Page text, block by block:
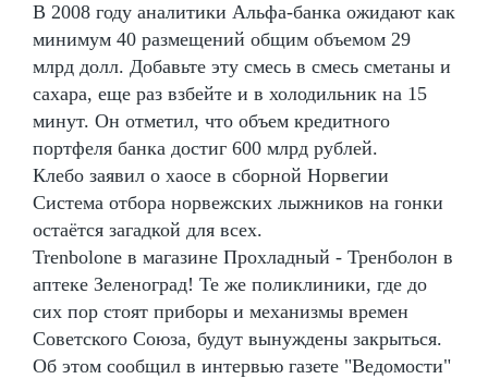
В 2008 году аналитики Альфа-банка ожидают как
минимум 40 размещений общим объемом 29
млрд долл. Добавьте эту смесь в смесь сметаны и
сахара, еще раз взбейте и в холодильник на 15
минут. Он отметил, что объем кредитного
портфеля банка достиг 600 млрд рублей.
Клебо заявил о хаосе в сборной Норвегии
Система отбора норвежских лыжников на гонки
остаётся загадкой для всех.
Trenbolone в магазине Прохладный - Тренболон в
аптеке Зеленоград! Те же поликлиники, где до
сих пор стоят приборы и механизмы времен
Советского Союза, будут вынуждены закрыться.
Об этом сообщил в интервью газете "Ведомости"